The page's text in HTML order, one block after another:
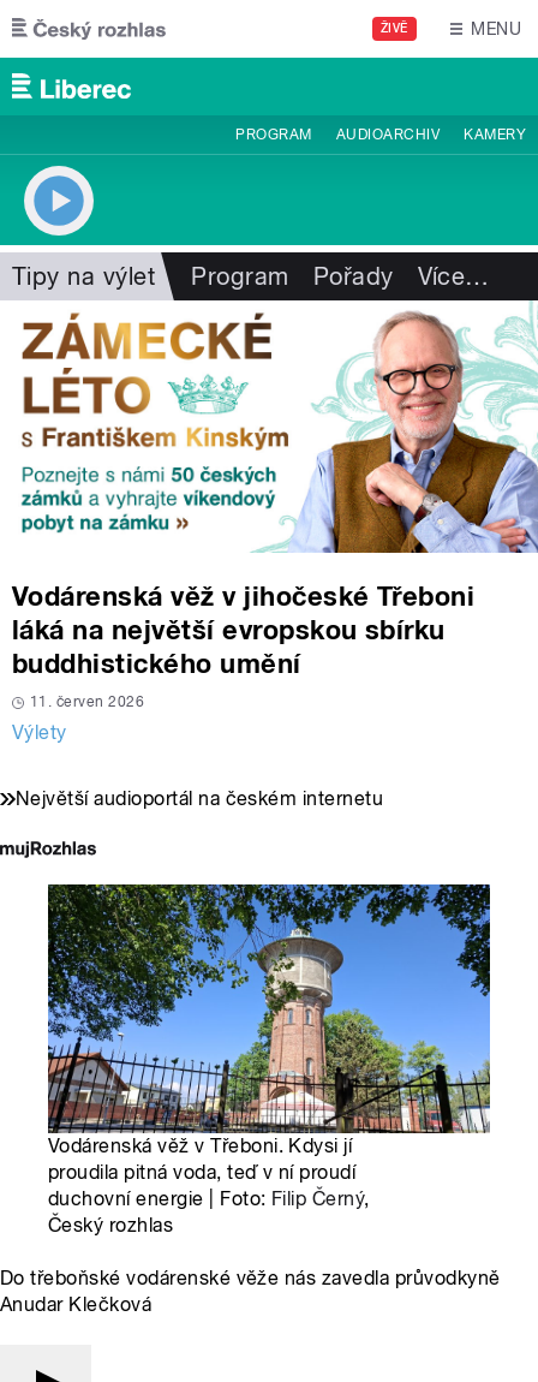
Přejít k hlavnímu obsahu
ŽIVĚ MENU
PROGRAM AUDIOARCHIV KAMERY
Tipy na výlet Program Pořady Více…
Vodárenská věž v jihočeské Třeboni
láká na největší evropskou sbírku
buddhistického umění
11. červen 2026
Výlety
Největší audioportál na českém internetu
Vodárenská věž v Třeboni. Kdysi jí
proudila pitná voda, teď v ní proudí
duchovní energie | Foto: Filip Černý,
Český rozhlas
Do třeboňské vodárenské věže nás zavedla průvodkyně
Anudar Klečková